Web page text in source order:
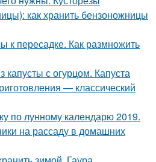
как хранить бензоножницы
к пересадке. Как размножить
капусты с огурцом. Капуста
— классический
по лунному календарю 2019.
на рассаду в домашних